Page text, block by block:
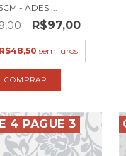
- ADESI...
R$97,00
R$48,50 sem juros
4 PAGUE 3